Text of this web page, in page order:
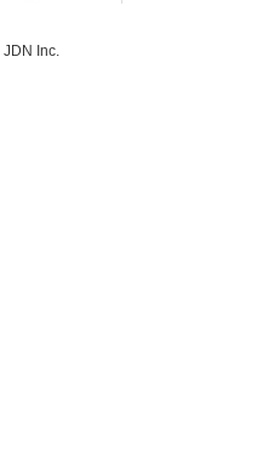
JDN Inc.